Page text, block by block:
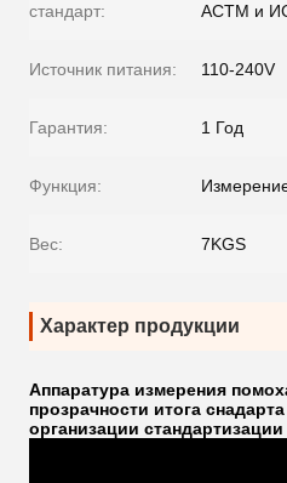
стандарт: АСТМ и
Источник питания: 110-240V
Гарантия: 1 Год
Функция:
Вес: 7KGS
Характер продукции
Аппаратура измерения
прозрачности итога
организации